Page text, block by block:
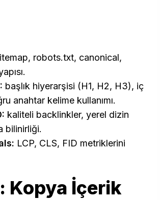
robots.txt, canonical,
başlık hiyerarşisi (H1, H2, H3), iç
anahtar kelime kullanımı.
kaliteli backlinkler, yerel dizin
bilinirliği.
LCP, CLS, FID metriklerini
Kopya İçerik